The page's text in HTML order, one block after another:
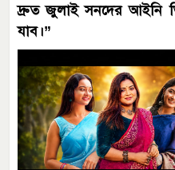
দ্রুত জুলাই সনদের আইনি
যাব।”